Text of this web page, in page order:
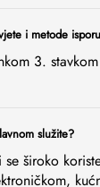
i metode
3.
služite?
široko